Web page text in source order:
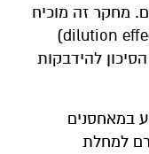
מחקר זה מוכיח
את ההשערה של אפקט הדילול (dilution effect)
להידבקות
במאחסנים
למחלת